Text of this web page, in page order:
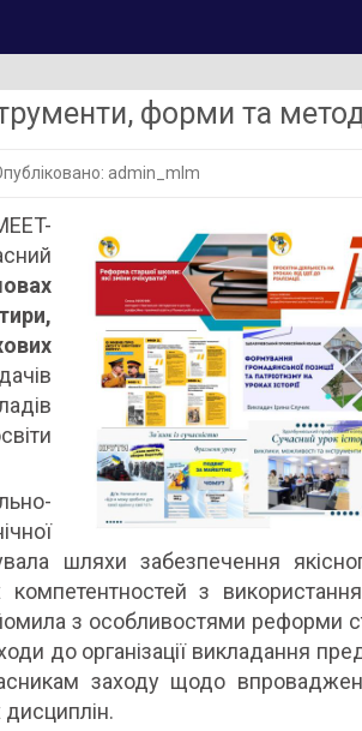
форми та
admin_mlm
шляхи забезпечення
з
з особливостями реформи
до організації викладання
заходу щодо
дисциплін.